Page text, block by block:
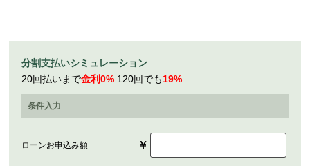
分割支払いシミュレーション
20回払いまで金利0% 120回でも19%
条件入力
ローンお申込み額 ￥